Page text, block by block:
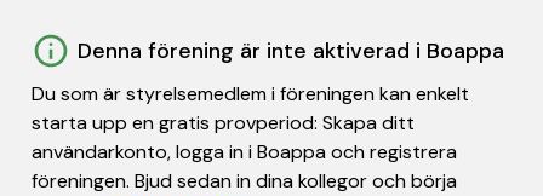
Denna förening är inte aktiverad i Boappa
Du som är styrelsemedlem i föreningen kan enkelt
starta upp en gratis provperiod: Skapa ditt
användarkonto, logga in i Boappa och registrera
föreningen. Bjud sedan in dina kollegor och börja